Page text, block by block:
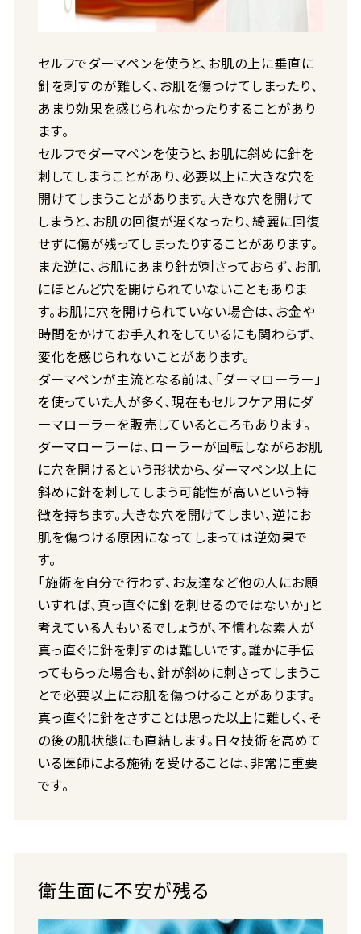
セルフでダーマペンを使うと、お肌の上に垂直に
針を刺すのが難しく、お肌を傷つけてしまったり、
あまり効果を感じられなかったりすることがあり
ます。
セルフでダーマペンを使うと、お肌に斜めに針を
刺してしまうことがあり、必要以上に大きな穴を
開けてしまうことがあります。大きな穴を開けて
しまうと、お肌の回復が遅くなったり、綺麗に回復
せずに傷が残ってしまったりすることがあります。
また逆に、お肌にあまり針が刺さっておらず、お肌
にほとんど穴を開けられていないこともありま
す。お肌に穴を開けられていない場合は、お金や
時間をかけてお手入れをしているにも関わらず、
変化を感じられないことがあります。
ダーマペンが主流となる前は、「ダーマローラー」
を使っていた人が多く、現在もセルフケア用にダ
ーマローラーを販売しているところもあります。
ダーマローラーは、ローラーが回転しながらお肌
に穴を開けるという形状から、ダーマペン以上に
斜めに針を刺してしまう可能性が高いという特
徴を持ちます。大きな穴を開けてしまい、逆にお
肌を傷つける原因になってしまっては逆効果で
す。
「施術を自分で行わず、お友達など他の人にお願
いすれば、真っ直ぐに針を刺せるのではないか」と
考えている人もいるでしょうが、不慣れな素人が
真っ直ぐに針を刺すのは難しいです。誰かに手伝
ってもらった場合も、針が斜めに刺さってしまうこ
とで必要以上にお肌を傷つけることがあります。
真っ直ぐに針をさすことは思った以上に難しく、そ
の後の肌状態にも直結します。日々技術を高めて
いる医師による施術を受けることは、非常に重要
です。
衛生面に不安が残る